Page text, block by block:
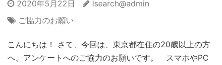
2020年5月22日
lsearch@admin
ご協力のお願い
こんにちは！ さて、今回は、東京都在住の20歳以上の方
へ、アンケートへのご協力のお願いです。 スマホやPC